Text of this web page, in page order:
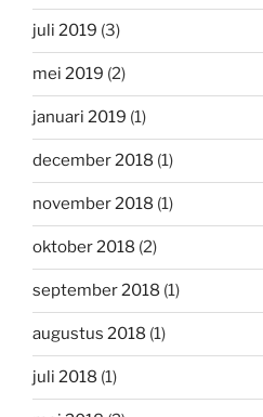
juli 2019 (3)
mei 2019 (2)
januari 2019 (1)
december 2018 (1)
november 2018 (1)
oktober 2018 (2)
september 2018 (1)
augustus 2018 (1)
juli 2018 (1)